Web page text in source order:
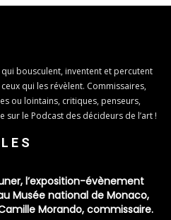
bousculent, inventent et percutent
qui les révèlent. Commissaires,
ou lointains, critiques, penseurs,
sur le Podcast des décideurs de l’art !
l’exposition-évènement
Musée national de Monaco,
Morando, commissaire.